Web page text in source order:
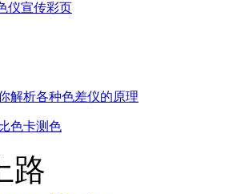
仪宣传彩页
解析各种色差仪的原理
色卡测色
路